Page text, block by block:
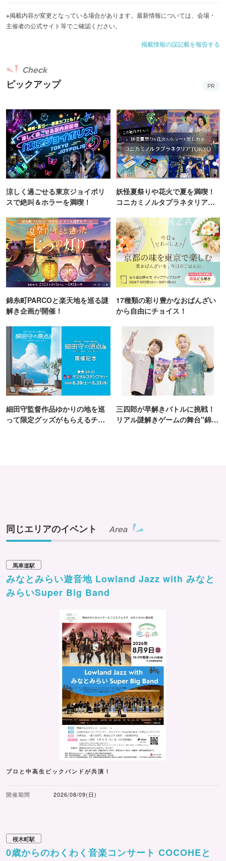
販売
・2025年バガチャン優勝店「BRISK STAND」が出店
人気のバーガー店
世界各国で極上のステーキハウスとして絶大な人気を誇る
『ウルフギャング・ステーキハウス』 がバーガーを販売
※掲載内容が変更となっている場合があります。最新情報については、会場・
主催者の公式サイト等でご確認ください。
掲載情報の誤記載を報告する
ピックアップ
Check
PR
涼しく過ごせる東京ジョイポリ
スで絶叫＆ホラーを満喫！
妖怪夏祭りや花火で夏を満喫！
コニカミノルタプラネタリア
錦糸町PARCOと楽天地を巡る謎
解き企画が開催！
17種類の彩り豊かなおばんざい
から自由にチョイス！
細田守監督作品ゆかりの地を巡
って限定グッズがもらえるチャ
三四郎が早解きバトルに挑戦！
リアル謎解きゲームの舞台"錦糸
同じエリアのイベント Area
馬車道駅
みなとみらい遊音地 Lowland Jazz with みなと
みらいSuper Big Band
プロと中高生ビックバンドが共演！
開催期間 2026/08/09(日)
桜木町駅
0歳からのわくわく音楽コンサート COCOHEと